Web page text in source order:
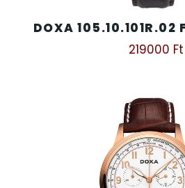
DOXA 105.10.101R.02
219000 Ft